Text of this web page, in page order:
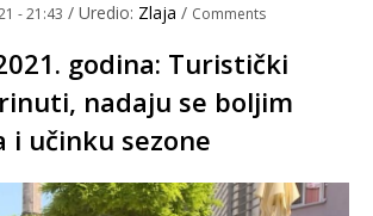
- 21:43 / Uredio: Zlaja / Comments
godina: Turistički
nadaju se boljim
i učinku sezone